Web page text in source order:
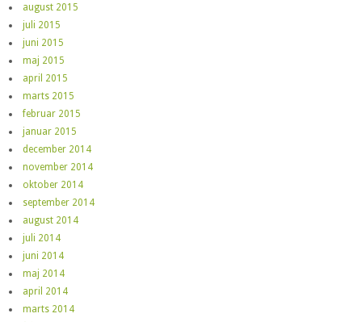
august 2015
juli 2015
juni 2015
maj 2015
april 2015
marts 2015
februar 2015
januar 2015
december 2014
november 2014
oktober 2014
september 2014
august 2014
juli 2014
juni 2014
maj 2014
april 2014
marts 2014